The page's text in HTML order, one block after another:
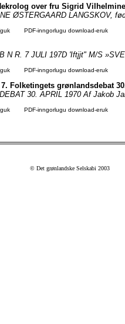
over fru Sigrid
ØSTERGAARD LANGSKOV,
PDF-inngorlugu download-eruk
N R. 7 JULI 197D 'Iftjjt" M/S
PDF-inngorlugu download-eruk
Folketingets grønlandsdebat
30. APRIL 1970 Af Jakob
PDF-inngorlugu download-eruk
© Det grønlandske Selskabi 2003